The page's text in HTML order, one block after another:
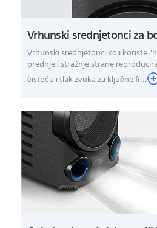
Vrhunski srednjetonci za
Vrhunski srednjetonci koji koriste
prednje i stražnje strane
čistoću i tlak zvuka za ključne fr...